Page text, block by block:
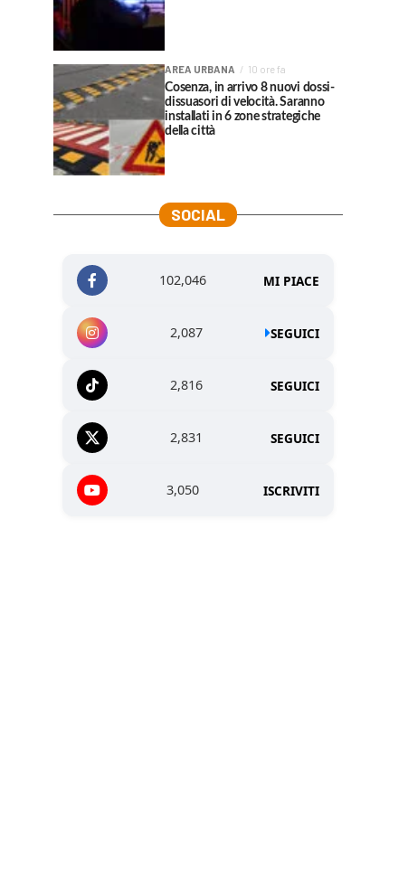
AREA URBANA 10 ore fa
Cosenza, in arrivo 8 nuovi dossi-
dissuasori di velocità. Saranno
installati in 6 zone strategiche
della città
SOCIAL
102,046 MI PIACE
2,087 SEGUICI
2,816 SEGUICI
2,831 SEGUICI
3,050 ISCRIVITI